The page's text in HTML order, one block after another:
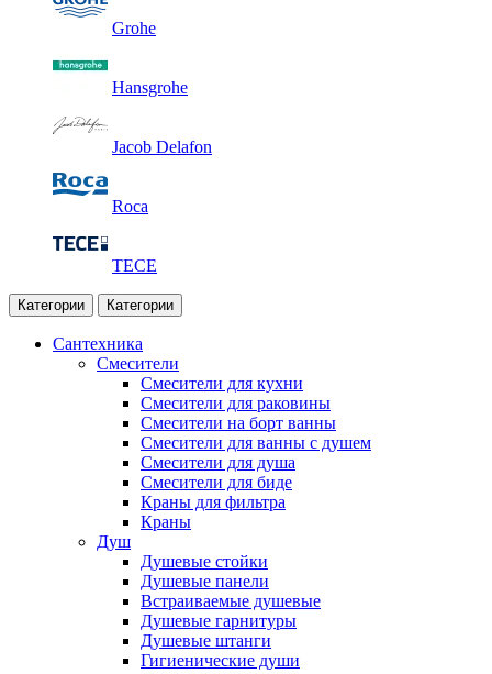
Grohe
Hansgrohe
Jacob Delafon
Roca
TECE
Категории Категории
Сантехника
Смесители
Смесители для кухни
Смесители для раковины
Смесители на борт ванны
Смесители для ванны с душем
Смесители для душа
Смесители для биде
Краны для фильтра
Краны
Душ
Душевые стойки
Душевые панели
Встраиваемые душевые
Душевые гарнитуры
Душевые штанги
Гигиенические души